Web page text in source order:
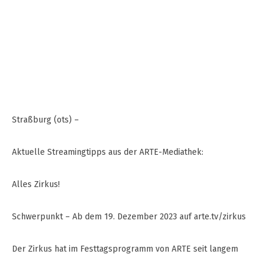
Straßburg (ots) –
Aktuelle Streamingtipps aus der ARTE-Mediathek:
Alles Zirkus!
Schwerpunkt – Ab dem 19. Dezember 2023 auf arte.tv/zirkus
Der Zirkus hat im Festtagsprogramm von ARTE seit langem